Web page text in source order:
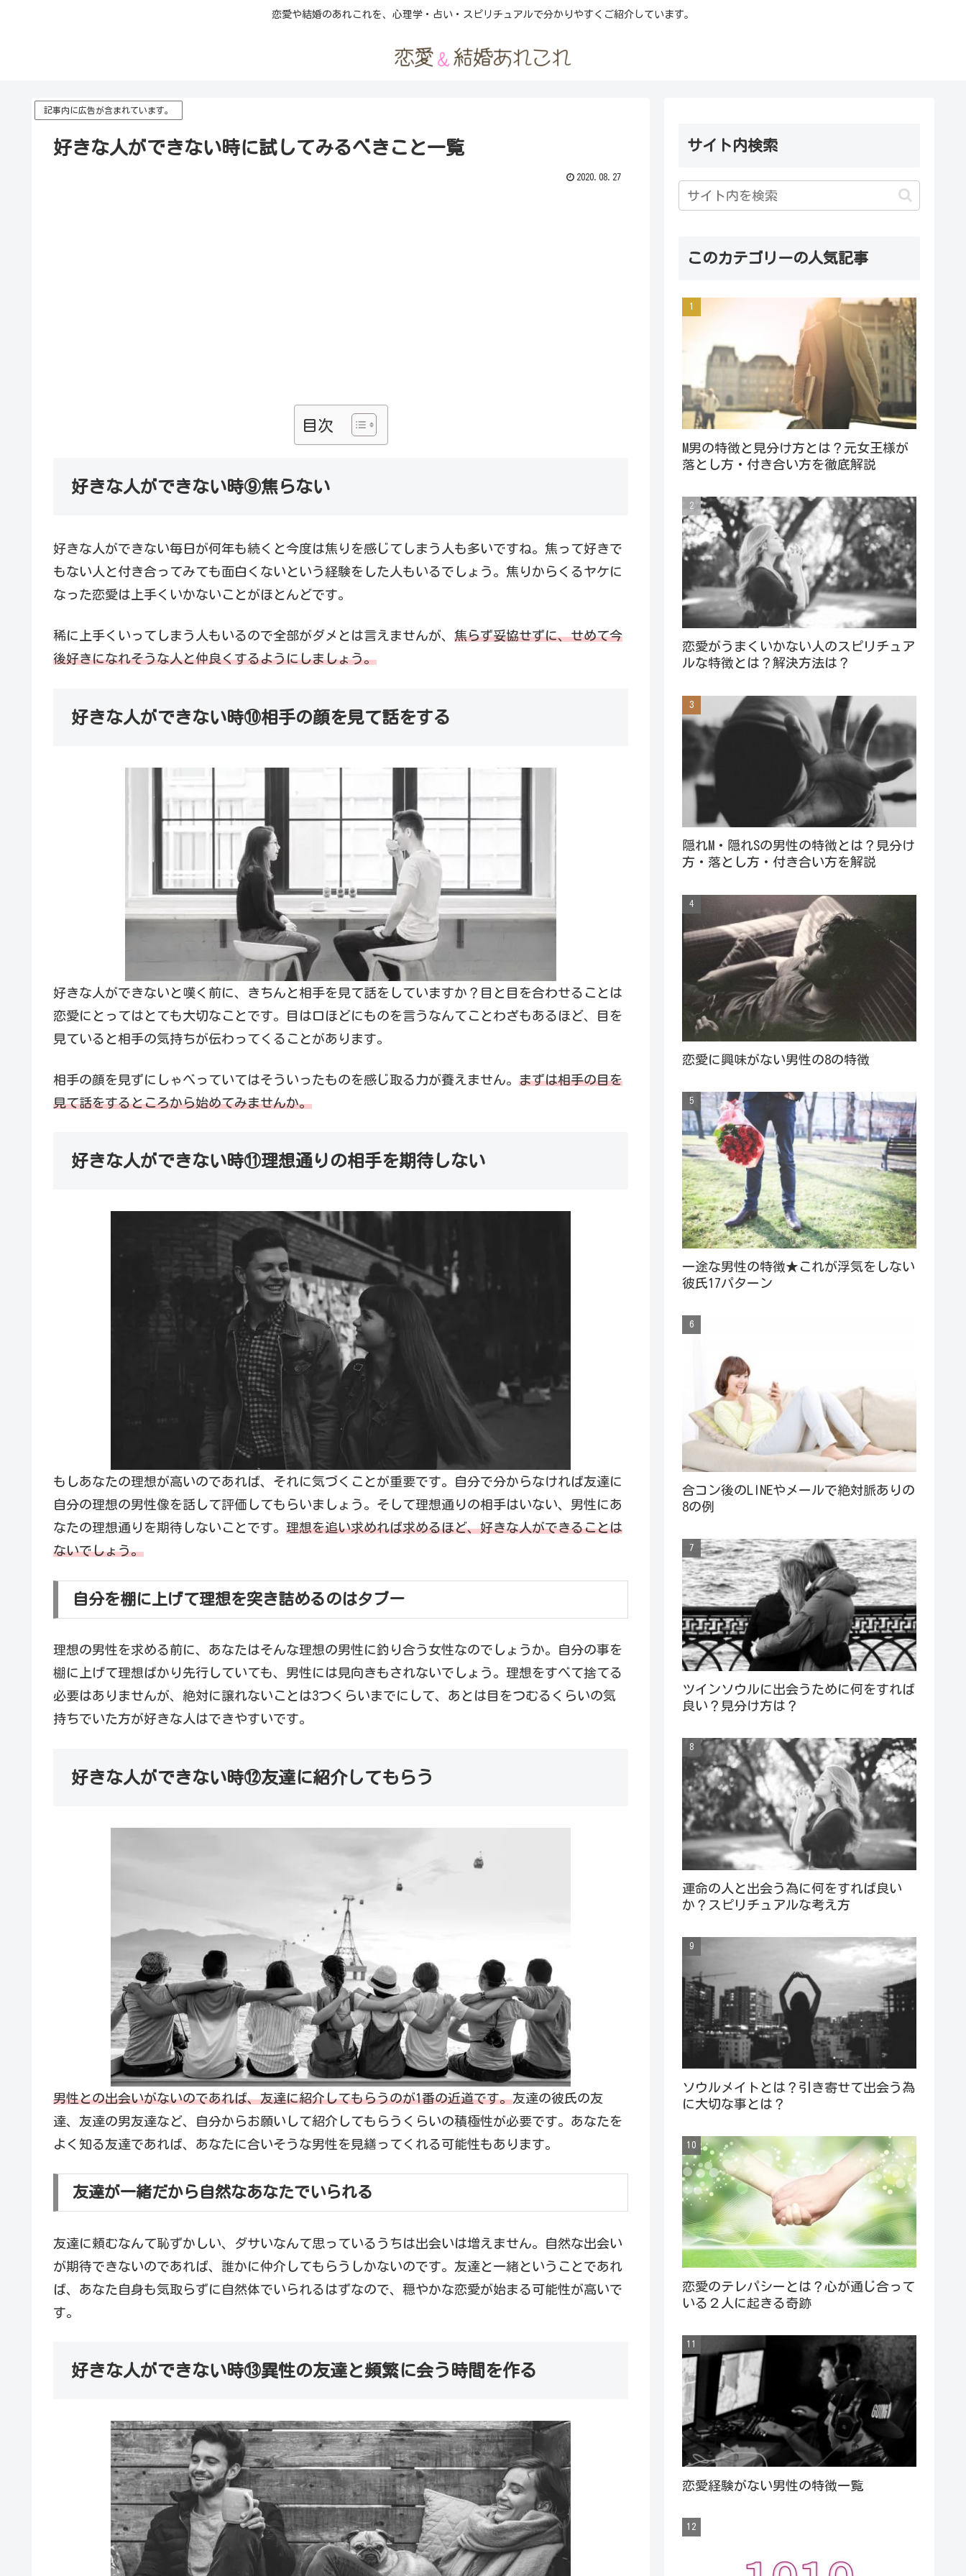
恋愛や結婚のあれこれを、心理学・占い・スピリチュアルで分かりやすくご紹介しています。
記事内に広告が含まれています。
好きな人ができない時に試してみるべきこと一覧
2020.08.27
目次
好きな人ができない時⑨焦らない
好きな人ができない毎日が何年も続くと今度は焦りを感じてしまう人も多いですね。焦って好きで
もない人と付き合ってみても面白くないという経験をした人もいるでしょう。焦りからくるヤケに
なった恋愛は上手くいかないことがほとんどです。
稀に上手くいってしまう人もいるので全部がダメとは言えませんが、 焦らず妥協せずに、せめて今
後好きになれそうな人と仲良くするようにしましょう。
好きな人ができない時⑩相手の顔を見て話をする
好きな人ができないと嘆く前に、きちんと相手を見て話をしていますか？目と目を合わせることは
恋愛にとってはとても大切なことです。目は口ほどにものを言うなんてことわざもあるほど、目を
見ていると相手の気持ちが伝わってくることがあります。
相手の顔を見ずにしゃべっていてはそういったものを感じ取る力が養えません。 まずは相手の目を
見て話をするところから始めてみませんか。
好きな人ができない時⑪理想通りの相手を期待しない
もしあなたの理想が高いのであれば、それに気づくことが重要です。自分で分からなければ友達に
自分の理想の男性像を話して評価してもらいましょう。そして理想通りの相手はいない、男性にあ
なたの理想通りを期待しないことです。 理想を追い求めれば求めるほど、好きな人ができることは
ないでしょう。
自分を棚に上げて理想を突き詰めるのはタブー
理想の男性を求める前に、あなたはそんな理想の男性に釣り合う女性なのでしょうか。自分の事を
棚に上げて理想ばかり先行していても、男性には見向きもされないでしょう。理想をすべて捨てる
必要はありませんが、絶対に譲れないことは3つくらいまでにして、あとは目をつむるくらいの気
持ちでいた方が好きな人はできやすいです。
好きな人ができない時⑫友達に紹介してもらう
男性との出会いがないのであれば、友達に紹介してもらうのが1番の近道です。友達の彼氏の友
達、友達の男友達など、自分からお願いして紹介してもらうくらいの積極性が必要です。あなたを
よく知る友達であれば、あなたに合いそうな男性を見繕ってくれる可能性もあります。
友達が一緒だから自然なあなたでいられる
友達に頼むなんて恥ずかしい、ダサいなんて思っているうちは出会いは増えません。自然な出会い
が期待できないのであれば、誰かに仲介してもらうしかないのです。友達と一緒ということであれ
ば、あなた自身も気取らずに自然体でいられるはずなので、穏やかな恋愛が始まる可能性が高いで
す。
好きな人ができない時⑬異性の友達と頻繁に会う時間を作る
サイト内検索
このカテゴリーの人気記事
M男の特徴と見分け方とは？元女王様が
落とし方・付き合い方を徹底解説
恋愛がうまくいかない人のスピリチュア
ルな特徴とは？解決方法は？
隠れM・隠れSの男性の特徴とは？見分け
方・落とし方・付き合い方を解説
恋愛に興味がない男性の8の特徴
一途な男性の特徴★これが浮気をしない
彼氏17パターン
合コン後のLINEやメールで絶対脈ありの
8の例
ツインソウルに出会うために何をすれば
良い？見分け方は？
運命の人と出会う為に何をすれば良い
か？スピリチュアルな考え方
ソウルメイトとは？引き寄せて出会う為
に大切な事とは？
恋愛のテレパシーとは？心が通じ合って
いる２人に起きる奇跡
恋愛経験がない男性の特徴一覧